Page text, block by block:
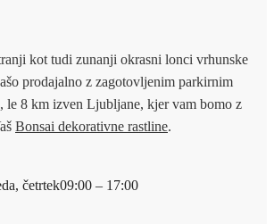
kot tudi zunanji okrasni lonci vrhunske
prodajalno z zagotovljenim parkirnim
, le 8 km izven Ljubljane, kjer vam bomo z
Bonsai dekorativne rastline.
četrtek09:00 – 17:00